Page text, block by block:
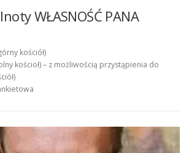
WŁASNOŚĆ PANA
kościół)
kościoł) – z możliwością przystąpienia do